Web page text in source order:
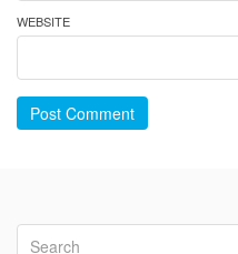
WEBSITE
Post Comment